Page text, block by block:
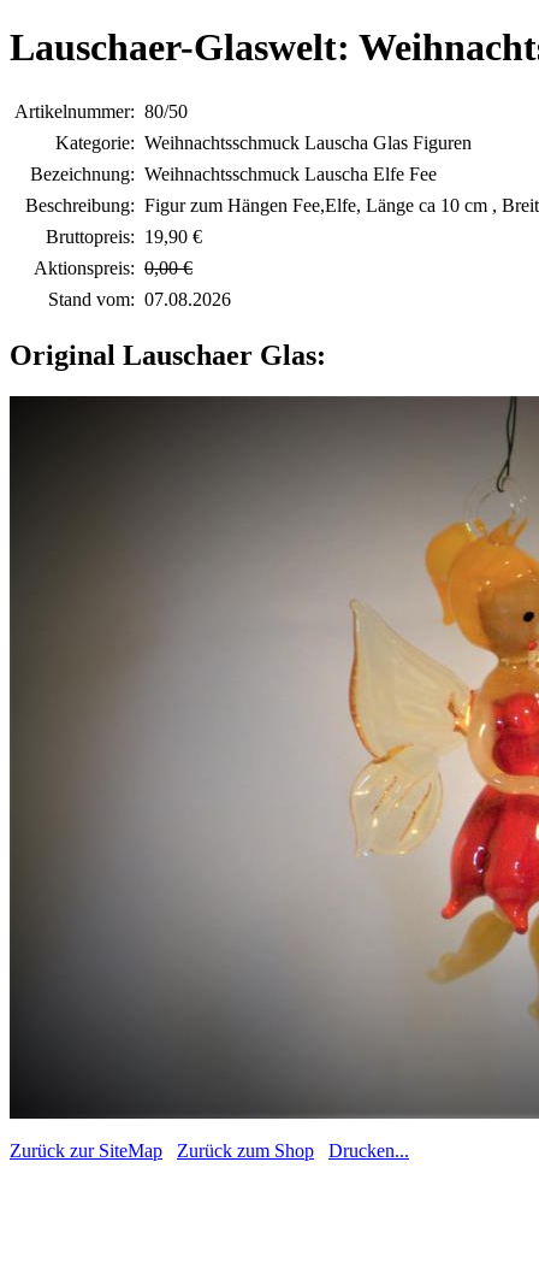
Lauschaer-Glaswelt:
Artikelnummer: 80/50
Kategorie: Weihnachtsschmuck Lauscha Glas Figuren
Bezeichnung: Weihnachtsschmuck Lauscha Elfe Fee
Beschreibung: Figur zum Hängen Fee,Elfe, Länge ca 10 cm ,
Bruttopreis: 19,90 €
Aktionspreis: 0,00 €
Stand vom: 07.08.2026
Original Lauschaer Glas:
Zurück zur SiteMap Zurück zum Shop Drucken...